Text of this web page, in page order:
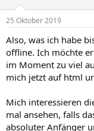
25 Oktober 2019
Also, was ich habe
offline. Ich möchte
im Moment zu viel
mich jetzt auf html
Mich interessieren
mal ansehen, falls
absoluter Anfänger